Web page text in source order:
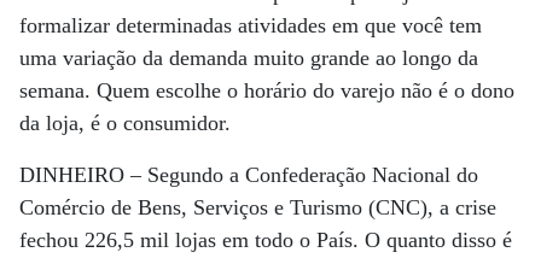
formalizar determinadas atividades em que você tem
uma variação da demanda muito grande ao longo da
semana. Quem escolhe o horário do varejo não é o dono
da loja, é o consumidor.
DINHEIRO –Segundo a Confederação Nacional do
Comércio de Bens, Serviços e Turismo (CNC), a crise
fechou 226,5 mil lojas em todo o País. O quanto disso é